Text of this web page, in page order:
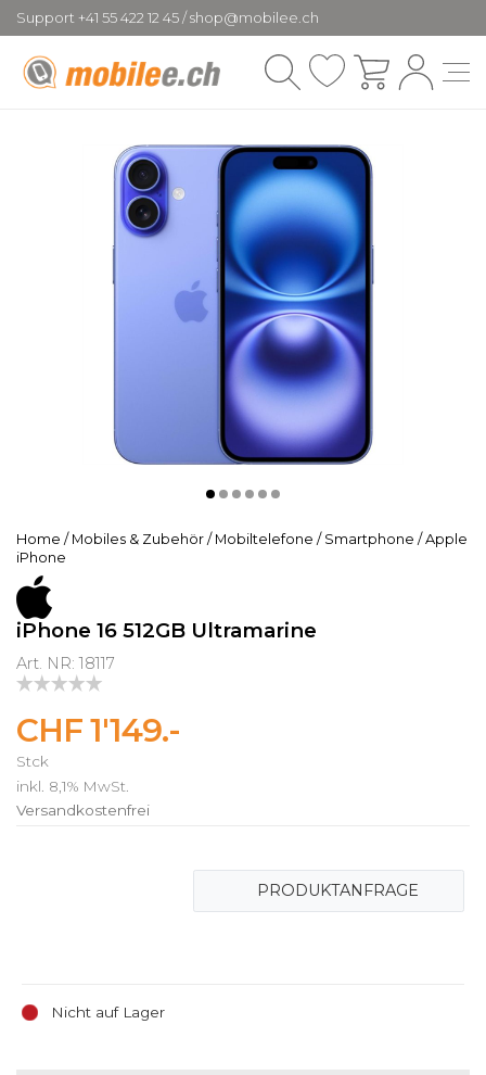
Support +41 55 422 12 45 / shop@mobilee.ch
Home / Mobiles & Zubehör / Mobiltelefone / Smartphone / Apple
iPhone
iPhone 16 512GB Ultramarine
Art. NR: 18117
CHF 1'149.-
Stck
inkl. 8,1% MwSt.
Versandkostenfrei
Nicht auf Lager
PRODUKTANFRAGE